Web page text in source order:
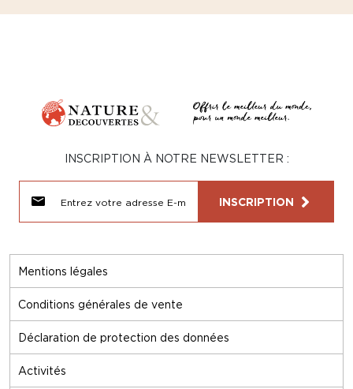
Mentions légales
Conditions générales de vente
Déclaration de protection des données
Activités
INSCRIPTION À NOTRE NEWSLETTER :
INSCRIPTION